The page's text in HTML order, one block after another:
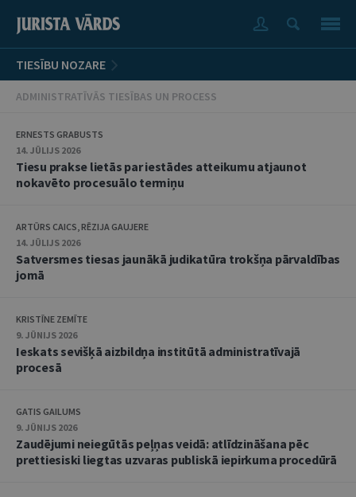
TIESĪBU NOZARE
ADMINISTRATĪVĀS TIESĪBAS UN PROCESS
ERNESTS GRABUSTS
14. JŪLIJS 2026
Tiesu prakse lietās par iestādes atteikumu atjaunot
nokavēto procesuālo termiņu
ARTŪRS CAICS, RĒZIJA GAUJERE
14. JŪLIJS 2026
Satversmes tiesas jaunākā judikatūra trokšņa pārvaldības
jomā
KRISTĪNE ZEMĪTE
9. JŪNIJS 2026
Ieskats sevišķā aizbildņa institūtā administratīvajā
procesā
GATIS GAILUMS
9. JŪNIJS 2026
Zaudējumi neiegūtās peļņas veidā: atlīdzināšana pēc
prettiesiski liegtas uzvaras publiskā iepirkuma procedūrā